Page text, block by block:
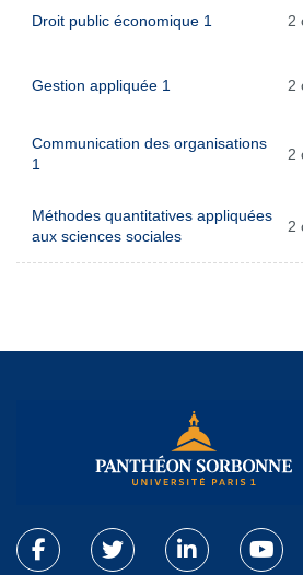
Droit public économique 1 2
Gestion appliquée 1 2
Communication des organisations
1
2
Méthodes quantitatives appliquées
aux sciences sociales
2